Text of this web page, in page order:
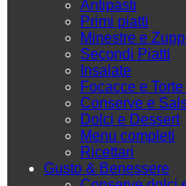
Antipasti
Primi piatti
Minestre e
Secondi Piatti
Insalate
Focacce e
Conserve e
Dolci e Dessert
Menu completi
Ricettari
Gusto & Benessere